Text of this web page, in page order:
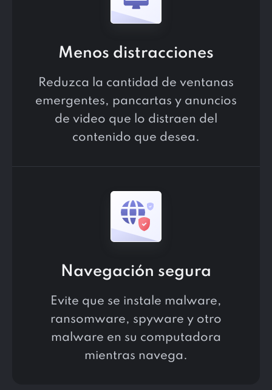
Menos distracciones
Reduzca la cantidad de ventanas
emergentes, pancartas y anuncios
de video que lo distraen del
contenido que desea.
Navegación segura
Evite que se instale malware,
ransomware, spyware y otro
malware en su computadora
mientras navega.